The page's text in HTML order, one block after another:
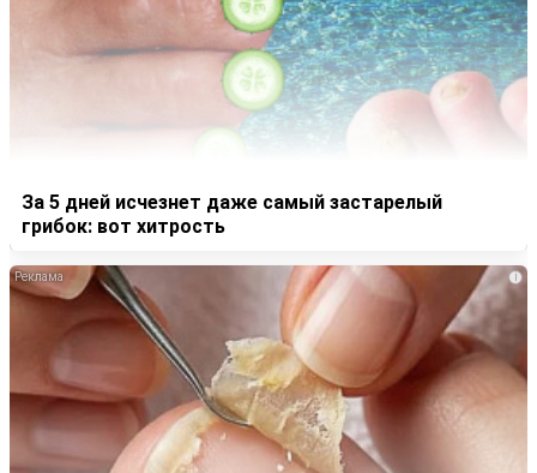
За 5 дней исчезнет даже самый застарелый
грибок: вот хитрость
i